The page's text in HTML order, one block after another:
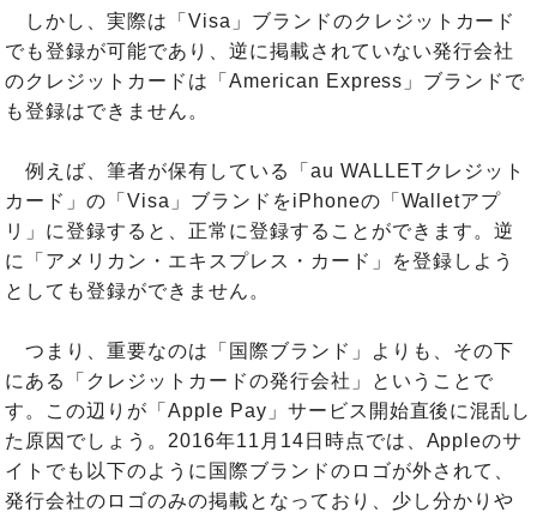
しかし、実際は「Visa」ブランドのクレジットカード
でも登録が可能であり、逆に掲載されていない発行会社
のクレジットカードは「American Express」ブランドで
も登録はできません。
例えば、筆者が保有している「au WALLETクレジット
カード」の「Visa」ブランドをiPhoneの「Walletアプ
リ」に登録すると、正常に登録することができます。逆
に「アメリカン・エキスプレス・カード」を登録しよう
としても登録ができません。
つまり、重要なのは「国際ブランド」よりも、その下
にある「クレジットカードの発行会社」ということで
す。この辺りが「Apple Pay」サービス開始直後に混乱し
た原因でしょう。2016年11月14日時点では、Appleのサ
イトでも以下のように国際ブランドのロゴが外されて、
発行会社のロゴのみの掲載となっており、少し分かりや